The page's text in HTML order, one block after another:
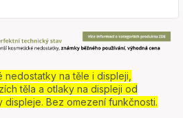
nedostatky na těle i displeji,
těla a otlaky na displeji od
displeje. Bez omezení funkčnosti.